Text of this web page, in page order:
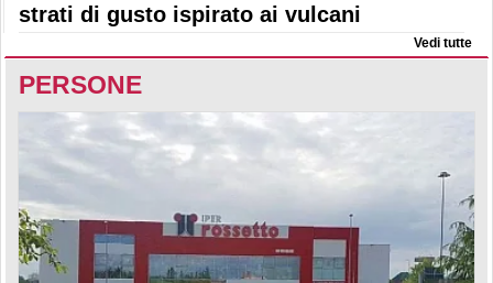
strati di gusto ispirato ai vulcani
Vedi tutte
PERSONE